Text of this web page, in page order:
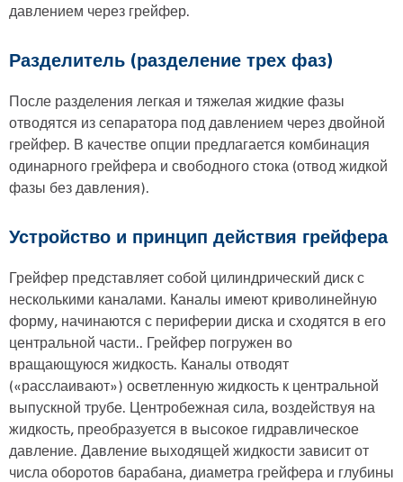
давлением через грейфер.
Разделитель (разделение трех фаз)
После разделения легкая и тяжелая жидкие фазы
отводятся из сепаратора под давлением через двойной
грейфер. В качестве опции предлагается комбинация
одинарного грейфера и свободного стока (отвод жидкой
фазы без давления).
Устройство и принцип действия грейфера
Грейфер представляет собой цилиндрический диск с
несколькими каналами. Каналы имеют криволинейную
форму, начинаются с периферии диска и сходятся в его
центральной части.. Грейфер погружен во
вращающуюся жидкость. Каналы отводят
(«расслаивают») осветленную жидкость к центральной
выпускной трубе. Центробежная сила, воздействуя на
жидкость, преобразуется в высокое гидравлическое
давление. Давление выходящей жидкости зависит от
числа оборотов барабана, диаметра грейфера и глубины